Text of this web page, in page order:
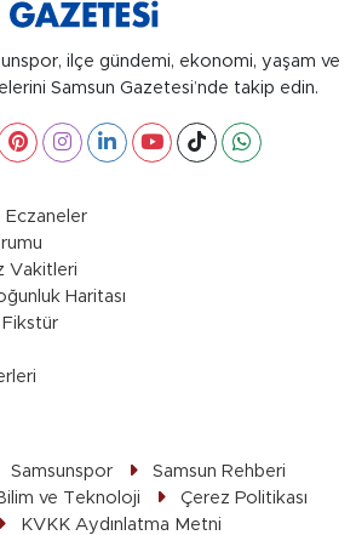
ilçe gündemi, ekonomi, yaşam ve
Samsun Gazetesi’nde takip edin.
Eczaneler
Vakitleri
Haritası
Fikstür
Samsunspor
Samsun Rehberi
ve Teknoloji
Çerez Politikası
KVKK Aydınlatma Metni